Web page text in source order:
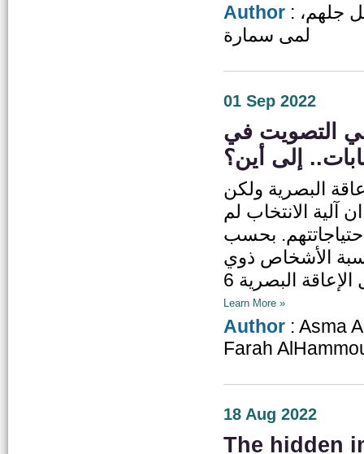
Author : دعاء الخضير، عبد المجيد دحبور، فاروق المقابلة، هديل جلهم،
لمى سمارة
01 Sep 2022
التصويت في
إلى أين؟
البصرية ولكن
آلية الانتخاب لم
بحسب
في الأردن عام 2021 بلغت نسبة الأشخاص ذوي
Learn More »
Author : Asma
Farah
18 Aug 2022
The hidden